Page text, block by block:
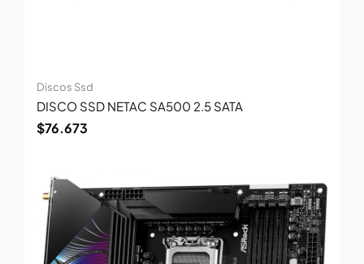
Discos Ssd
DISCO SSD NETAC SA500 2.5 SATA
$76.673